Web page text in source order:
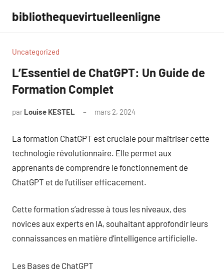
contenu
bibliothequevirtuelleenligne
Uncategorized
L’Essentiel de ChatGPT: Un Guide de
Formation Complet
par Louise KESTEL mars 2, 2024
La formation ChatGPT est cruciale pour maîtriser cette
technologie révolutionnaire. Elle permet aux
apprenants de comprendre le fonctionnement de
ChatGPT et de l’utiliser efficacement.
Cette formation s’adresse à tous les niveaux, des
novices aux experts en IA, souhaitant approfondir leurs
connaissances en matière d’intelligence artificielle.
Les Bases de ChatGPT